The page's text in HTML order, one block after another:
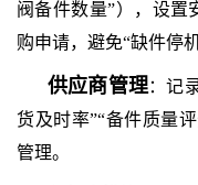
阀备件数量”），设置
购申请，避免“缺件停机
供应商管理：记
货及时率”“备件质量
管理。